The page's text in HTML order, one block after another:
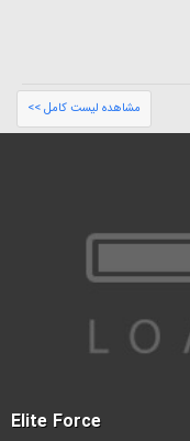
مشاهده لیست کامل >>
Elite Force